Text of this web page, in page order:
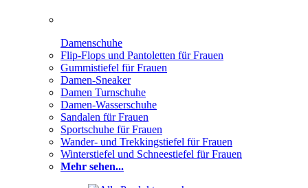
Damenschuhe
Flip-Flops und Pantoletten für Frauen
Gummistiefel für Frauen
Damen-Sneaker
Damen Turnschuhe
Damen-Wasserschuhe
Sandalen für Frauen
Sportschuhe für Frauen
Wander- und Trekkingstiefel für Frauen
Winterstiefel und Schneestiefel für Frauen
Mehr sehen...